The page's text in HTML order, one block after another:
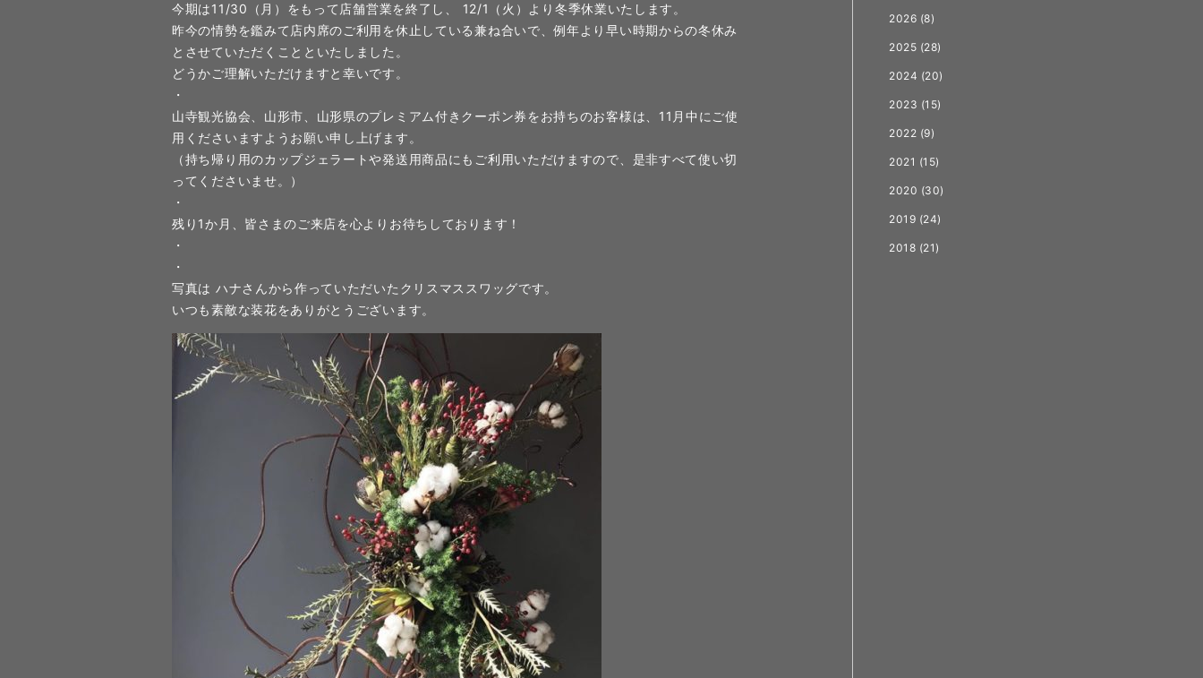
今期は11/30（月）をもって店舗営業を終了し、 12/1（火）より冬季休業いたします。
昨今の情勢を鑑みて店内席のご利用を休止している兼ね合いで、例年より早い時期からの冬休み
とさせていただくことといたしました。
どうかご理解いただけますと幸いです。
・
山寺観光協会、山形市、山形県のプレミアム付きクーポン券をお持ちのお客様は、11月中にご使
用くださいますようお願い申し上げます。
（持ち帰り用のカップジェラートや発送用商品にもご利用いただけますので、是非すべて使い切
ってくださいませ。）
・
残り1か月、皆さまのご来店を心よりお待ちしております！
・
・
写真は ハナさんから作っていただいたクリスマススワッグです。
いつも素敵な装花をありがとうございます。
2026 (8)
2025 (28)
2024 (20)
2023 (15)
2022 (9)
2021 (15)
2020 (30)
2019 (24)
2018 (21)